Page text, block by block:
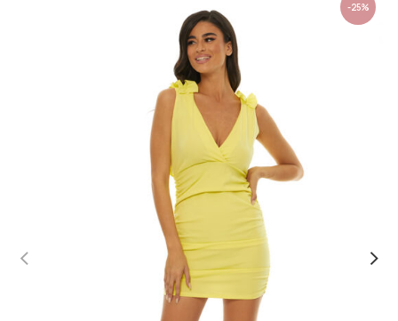
-25%